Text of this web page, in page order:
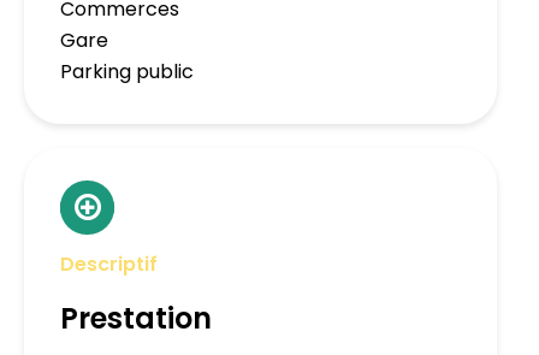
Commerces
Gare
Parking public
Descriptif
Prestation